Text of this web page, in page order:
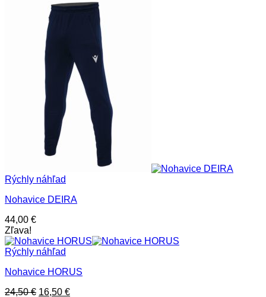
Rýchly náhľad
Nohavice DEIRA
44,00 €
Zľava!
Rýchly náhľad
Nohavice HORUS
24,50€ Pôvodná
16,50 €Aktuálna